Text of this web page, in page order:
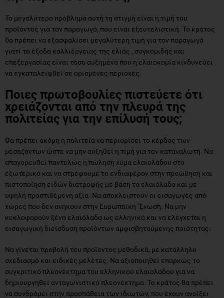
Το μεγαλύτερο πρόβλημα αυτή τη στιγμή είναι η τιμή του
προϊόντος για τον παραγωγό, που είναι εξευτελιστική. Το κράτος
θα πρέπει να εξασφαλίσει μεγαλύτερη τιμή για τον παραγωγό
γιατί τα έξοδα καλλιέργειας της ελιάς , συγκομιδής και
επεξεργασίας είναι τόσο αυξημένα που η ελαιοκομία κινδυνεύει
να εγκαταλειφθεί σε ορισμένες περιοχές.
Ποιες πρωτοβουλίες πιστεύετε ότι
χρειάζονται από την πλευρά της
πολιτείας για την επίλυσή τους;
Θα πρέπει ακόμη η πολιτεία να περιορίσει το κέρδος των
μεσαζόντων ώστε να μην αυξηθεί η τιμή για τον καταναλωτή. Να
απαγορευθεί παντελώς η πώληση χύμα ελαιολάδου στο
εξωτερικό και να στρέψουμε το ενδιαφέρον στην προώθηση και
πιστοποίηση ειδών διατροφής με βάση το ελαιόλαδο και με
υψηλή προστιθέμενη αξία. Να αποκλειστούν οι εισαγωγές από
χώρες που δεν ανήκουν στην Ευρωπαϊκή ‘Ένωση. Να μην
κυκλοφορούν ξένα ελαιόλαδα ως ελληνικά και να ελέγχεται η
εισαγωγική διείσδυση προϊόντων αμφισβητούμενης ποιότητας.
Να γίνεται προβολή του προϊόντος μεθοδικά, με κατάλληλο
σχεδιασμό και ειδικές μελέτες. Να αξιοποιηθεί επαρκώς το
συγκριτικό πλεονέκτημα του ελληνικού ελαιολάδου για να
δημιουργηθεί ανταγωνιστικό πλεονέκτημα. Το κράτος θα πρέπει
να συνδράμει στην προσπάθεια των ιδιωτών, που έχουν ανοίξει